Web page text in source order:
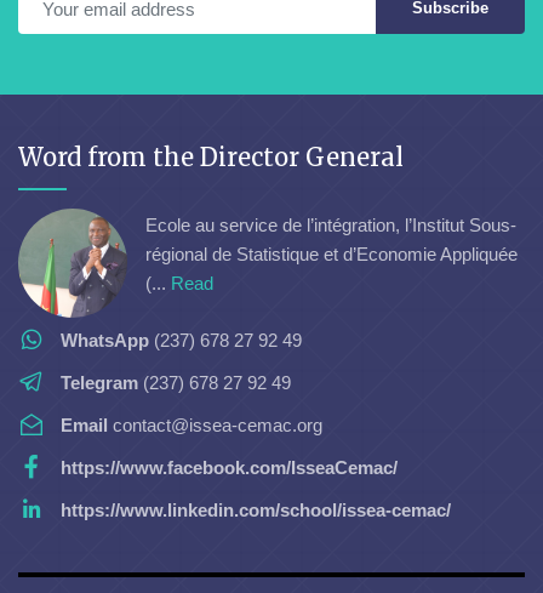
Subscribe
Word from the Director General
Ecole au service de l’intégration, l’Institut Sous-
régional de Statistique et d’Economie Appliquée
(... Read
WhatsApp (237) 678 27 92 49
Telegram (237) 678 27 92 49
Email contact@issea-cemac.org
https://www.facebook.com/IsseaCemac/
https://www.linkedin.com/school/issea-cemac/